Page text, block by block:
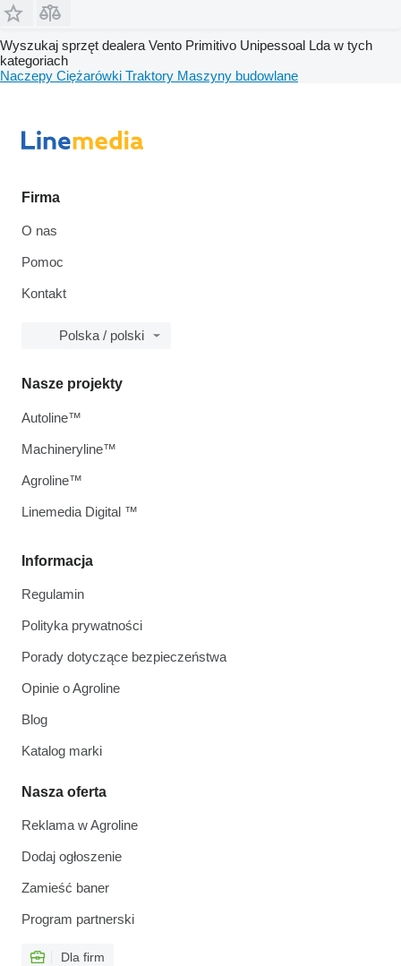
Wyszukaj sprzęt dealera Vento Primitivo Unipessoal Lda w tych
kategoriach
Naczepy Ciężarówki Traktory Maszyny budowlane
Firma
O nas
Pomoc
Kontakt
Polska / polski
Informacja
Regulamin
Polityka prywatności
Porady dotyczące bezpieczeństwa
Opinie o Agroline
Blog
Katalog marki
Nasza oferta
Reklama w Agroline
Dodaj ogłoszenie
Zamieść baner
Program partnerski
Dla firm
Nasze projekty
Autoline™
Machineryline™
Agroline™
Linemedia Digital ™